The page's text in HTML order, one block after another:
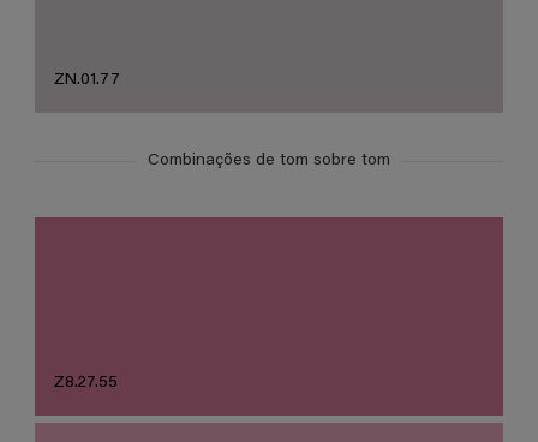
ZN.01.77
Combinações de tom sobre tom
Z8.27.55